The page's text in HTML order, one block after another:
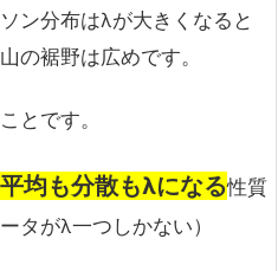
ン分布はλが大きくなると
の裾野は広めです。
とです。
平均も分散もλになる性質
タがλ一つしかない）